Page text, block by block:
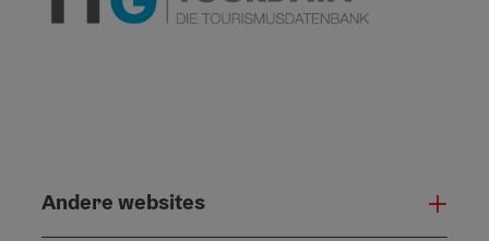
Andere websites